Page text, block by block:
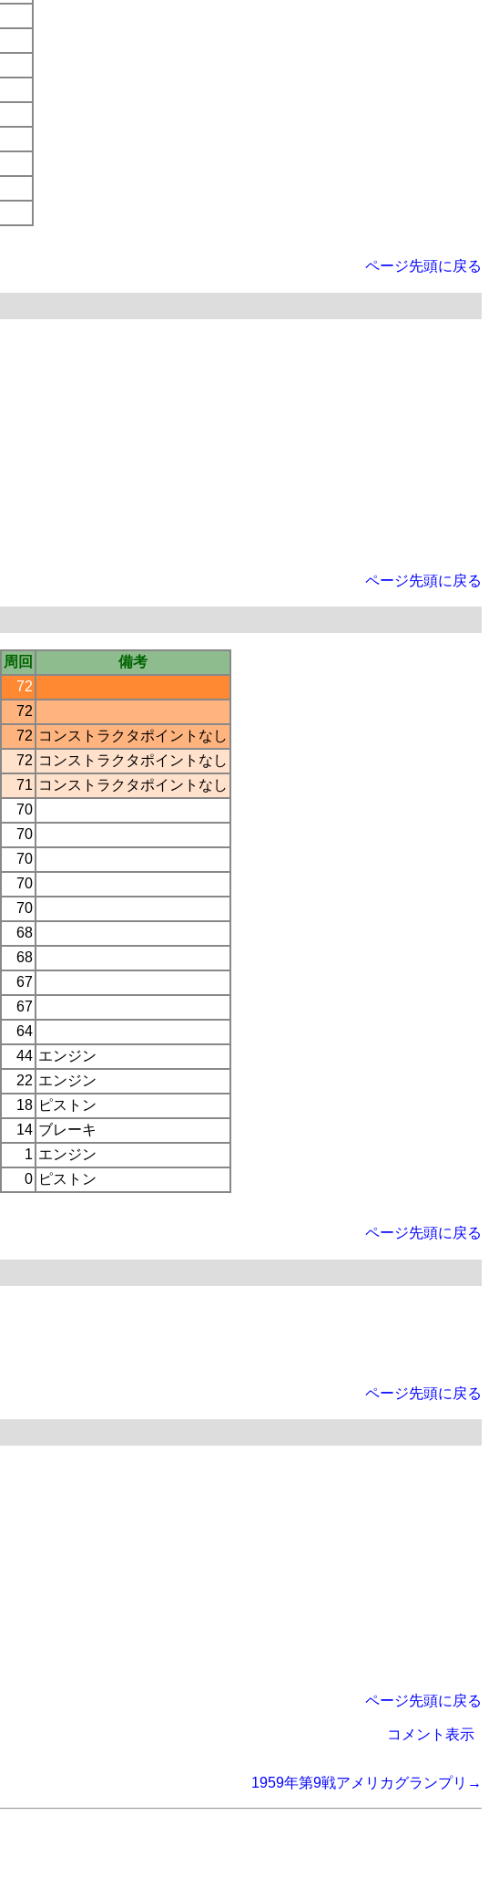
ページ先頭に戻る
ページ先頭に戻る
周回
備考
72
72
72 コンストラクタポイントなし
72 コンストラクタポイントなし
71 コンストラクタポイントなし
70
70
70
70
70
68
68
67
67
64
44 エンジン
22 エンジン
18 ピストン
14 ブレーキ
1 エンジン
0 ピストン
ページ先頭に戻る
ページ先頭に戻る
ページ先頭に戻る
コメント表示
1959年第9戦アメリカグランプリ→